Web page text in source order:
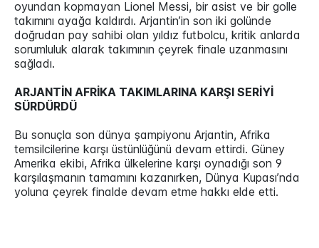
oyundan kopmayan Lionel Messi, bir asist ve bir golle
takımını ayağa kaldırdı. Arjantin’in son iki golünde
doğrudan pay sahibi olan yıldız futbolcu, kritik anlarda
sorumluluk alarak takımının çeyrek finale uzanmasını
sağladı.
ARJANTİN AFRİKA TAKIMLARINA KARŞI SERİYİ
SÜRDÜRDÜ
Bu sonuçla son dünya şampiyonu Arjantin, Afrika
temsilcilerine karşı üstünlüğünü devam ettirdi. Güney
Amerika ekibi, Afrika ülkelerine karşı oynadığı son 9
karşılaşmanın tamamını kazanırken, Dünya Kupası’nda
yoluna çeyrek finalde devam etme hakkı elde etti.